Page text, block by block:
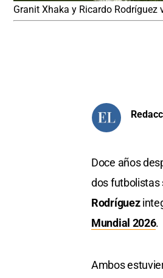
Granit Xhaka y Ricardo
Doce años
dos futbolistas
Rodríguez
Mundial 2026.
Ambos